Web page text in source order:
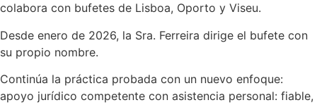
colabora con bufetes de Lisboa, Oporto y Viseu.
Desde enero de 2026, la Sra. Ferreira dirige el bufete con
su propio nombre.
Continúa la práctica probada con un nuevo enfoque:
apoyo jurídico competente con asistencia personal: fiable,